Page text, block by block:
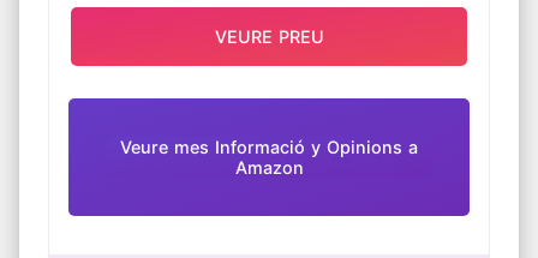
Veure mes Informació y Opinions a
Amazon
VEURE PREU